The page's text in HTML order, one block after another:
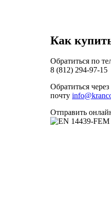
Как
Обратиться по
8 (812) 294-97-15
Обратиться
почту
Отправить